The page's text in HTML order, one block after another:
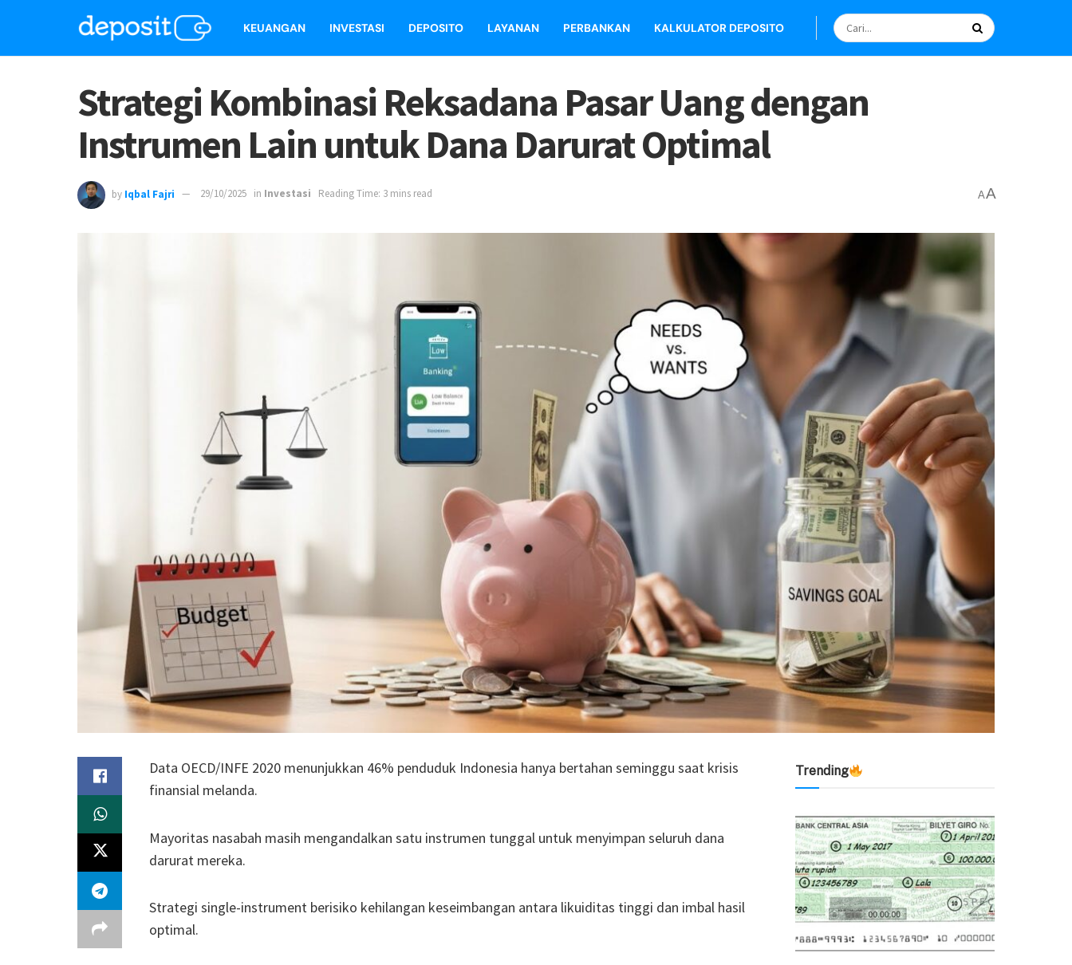
KEUANGAN INVESTASI DEPOSITO LAYANAN PERBANKAN KALKULATOR DEPOSITO
Strategi Kombinasi Reksadana Pasar Uang dengan
Instrumen Lain untuk Dana Darurat Optimal
by Iqbal Fajri 29/10/2025 in Investasi Reading Time: 3 mins read AA
Data OECD/INFE 2020 menunjukkan 46% penduduk Indonesia hanya bertahan seminggu saat krisis
finansial melanda.
Mayoritas nasabah masih mengandalkan satu instrumen tunggal untuk menyimpan seluruh dana
darurat mereka.
Strategi single-instrument berisiko kehilangan keseimbangan antara likuiditas tinggi dan imbal hasil
optimal.
Trending